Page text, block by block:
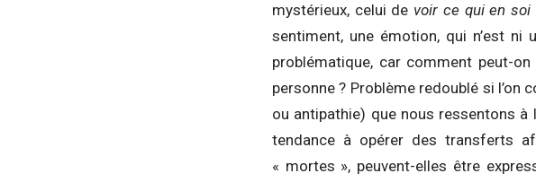
mystérieux, celui de voir ce qui en soi
sentiment, une émotion, qui n’est
problématique, car comment peut-
personne ? Problème redoublé si l’on
ou antipathie) que nous ressentons
tendance à opérer des transferts
« mortes », peuvent-elles être